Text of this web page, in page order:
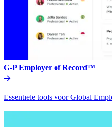
G-P Employer of Record™​​
Essentiële tools voor Global